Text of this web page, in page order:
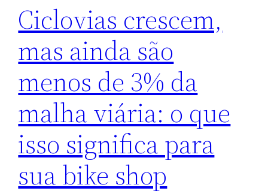
Ciclovias crescem,
mas ainda são
menos de 3% da
malha viária: o que
isso significa para
sua bike shop